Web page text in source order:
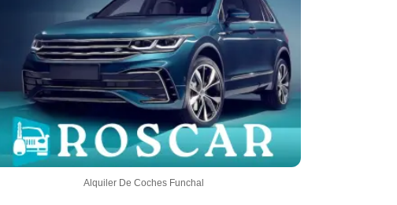
Alquiler De Coches Funchal